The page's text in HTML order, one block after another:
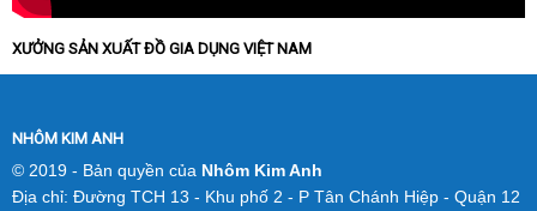
XƯỞNG SẢN XUẤT ĐỒ GIA DỤNG VIỆT NAM
NHÔM KIM ANH
© 2019 - Bản quyền của Nhôm Kim Anh
Địa chỉ: Đường TCH 13 - Khu phố 2 - P Tân Chánh Hiệp - Quận 12